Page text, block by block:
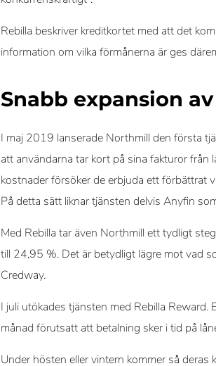
Rebilla beskriver kreditkortet med att det
information om vilka förmånerna är ges
Snabb expansion
I maj 2019 lanserade Northmill den första
att användarna tar kort på sina fakturor från
kostnader försöker de erbjuda ett förbättrat
På detta sätt liknar tjänsten delvis Anyfin
Med Rebilla tar även Northmill ett tydligt
till 24,95 %. Det är betydligt lägre mot vad
Credway.
I juli utökades tjänsten med Rebilla
månad förutsatt att betalning sker i tid på
Under hösten eller vintern kommer så